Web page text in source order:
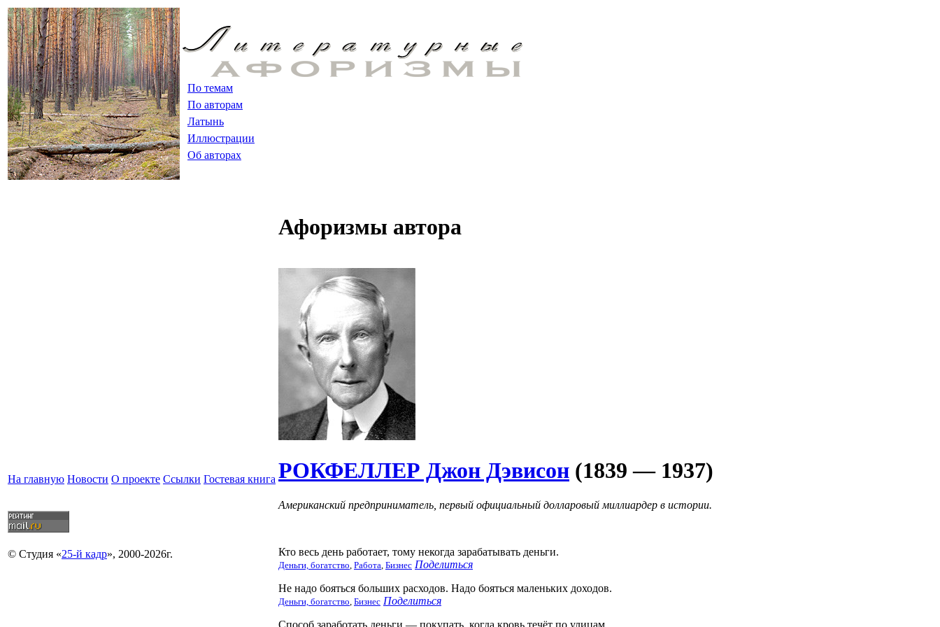
По темам
По авторам
Латынь
Иллюстрации
Об авторах
На главную Новости О проекте Ссылки Гостевая книга
© Студия «25-й кадр», 2000-2026г.
Афоризмы автора
РОКФЕЛЛЕР Джон Дэвисон (1839 — 1937)
Американский предприниматель, первый официальный долларовый миллиардер в истории.
Кто весь день работает, тому некогда зарабатывать деньги.
Деньги, богатство Работа Бизнес Поделиться
Не надо бояться больших расходов. Надо бояться маленьких доходов.
Деньги, богатство Бизнес Поделиться
Способ заработать деньги — покупать, когда кровь течёт по улицам.